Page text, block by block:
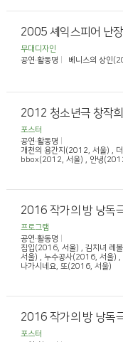
2005 셰익스피어 난
무대디자인
공연·활동명
베니스의 상인
2012 청소년극 창작
포스터
공연·활동명
개천의 용간지(2012, 서울) ,
bbox(2012, 서울) , 안녕
2016 작가의 방 낭독
프로그램
공연·활동명
침입(2016, 서울) , 김치녀 레
서울) , 누수공사(2016, 서울)
나가시네요, 또(2016, 서울)
2016 작가의 방 낭독
포스터